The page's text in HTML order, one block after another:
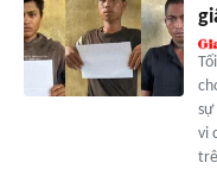
sự
vi